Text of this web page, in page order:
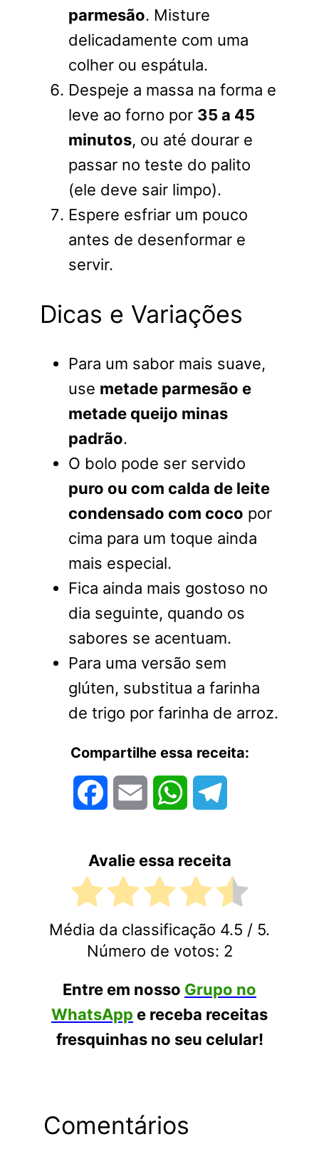
parmesão. Misture
delicadamente com uma
colher ou espátula.
Despeje a massa na forma e
leve ao forno por 35 a 45
minutos, ou até dourar e
passar no teste do palito
(ele deve sair limpo).
Espere esfriar um pouco
antes de desenformar e
servir.
Dicas e Variações
Para um sabor mais suave,
use metade parmesão e
metade queijo minas
padrão.
O bolo pode ser servido
puro ou com calda de leite
condensado com coco por
cima para um toque ainda
mais especial.
Fica ainda mais gostoso no
dia seguinte, quando os
sabores se acentuam.
Para uma versão sem
glúten, substitua a farinha
de trigo por farinha de arroz.
Compartilhe essa receita:
FacebookEmail WhatsApp
Avalie essa receita
Média da classificação 4.5 / 5.
Número de votos: 2
Entre em nosso Grupo no
WhatsApp e receba receitas
fresquinhas no seu celular!
Comentários